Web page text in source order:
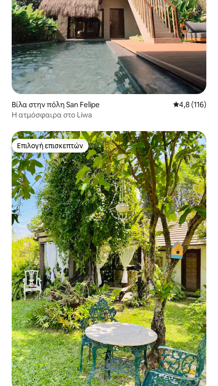
Βίλα στην πόλη San Felipe Μέση
4,8 (116)
Η ατμόσφαιρα στο Liwa
Επιλογή επισκεπτών
Επιλογή επισκεπτών